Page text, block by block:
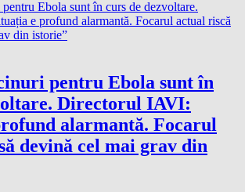
pentru Ebola sunt în
Directorul IAVI:
alarmantă. Focarul
devină cel mai grav din